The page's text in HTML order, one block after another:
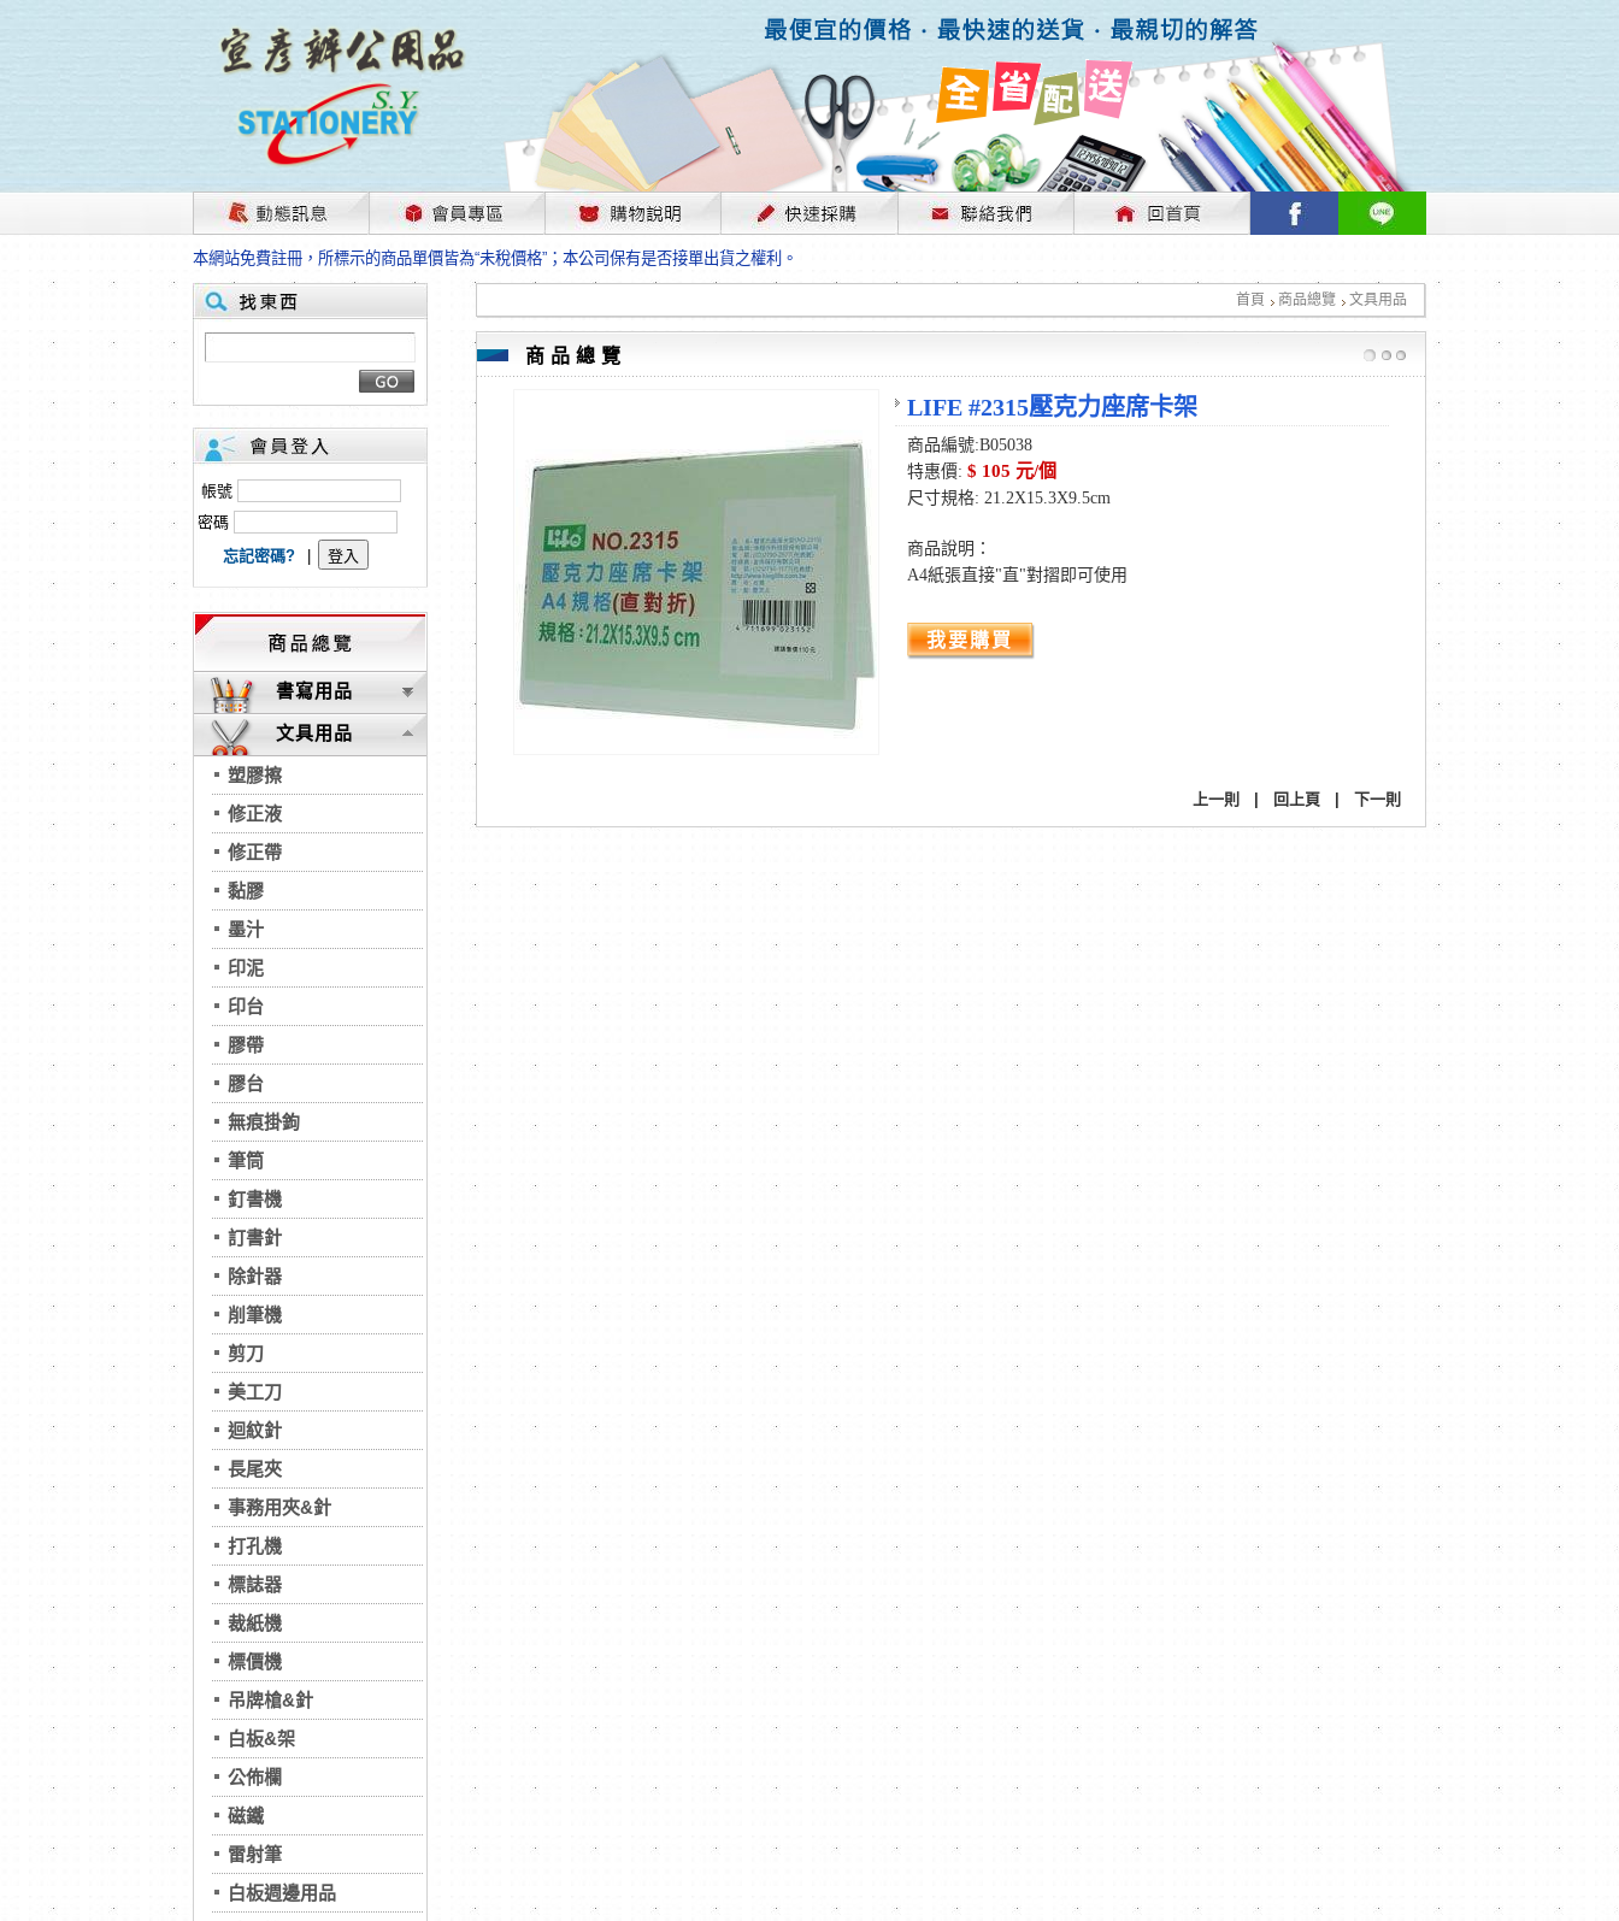
茲因國際情勢變化石油及塑化原物料波動漲幅甚大，部份上游供應商已採取封盤及暫停出貨因應，故本公司價格將視工廠原物料行情做適時的調整，不便之處敬請見諒！
本網站免費註冊，所標示的商品單價皆為“未稅價格”；本公司保有是否接單出貨之權利。
HP、EPSON、CANON原廠耗材價格浮動，下單前請先跟客服人員確認最新單價！
本網站免費註冊，所標示的商品單價皆為“未稅價格”；本公司保有是否接單出貨之權利。
匯款客戶請注意！因商品繁複來不及發現短缺，遂待客服人員跟您確認訂單無誤時再行匯款，避免後緒問題的衍生。
本網站免費註冊，所標示的商品單價皆為“未稅價格”；本公司保有是否接單出貨之權利。
茲因國際情勢變化石油及塑化原物料波動漲幅甚大，部份上游供應商已採取封盤及暫停出貨因應，故本公司價格將視工廠原物料行情做適時的調整，不便之處敬請見諒！
本網站免費註冊，所標示的商品單價皆為“未稅價格”；本公司保有是否接單出貨之權利。
HP、EPSON、CANON原廠耗材價格浮動，下單前請先跟客服人員確認最新單價！
本網站免費註冊，所標示的商品單價皆為“未稅價格”；本公司保有是否接單出貨之權利。
匯款客戶請注意！因商品繁複來不及發現短缺，遂待客服人員跟您確認訂單無誤時再行匯款，避免後緒問題的衍生。
本網站免費註冊，所標示的商品單價皆為“未稅價格”；本公司保有是否接單出貨之權利。
首頁 商品總覽 文具用品
帳號
密碼
忘記密碼?
書寫用品
文具用品
塑膠擦
修正液
修正帶
黏膠
墨汁
印泥
印台
膠帶
膠台
無痕掛鉤
筆筒
釘書機
訂書針
除針器
削筆機
剪刀
美工刀
迴紋針
長尾夾
事務用夾&針
打孔機
標誌器
裁紙機
標價機
吊牌槍&針
白板&架
公佈欄
磁鐵
雷射筆
白板週邊用品
商品總覽
LIFE #2315壓克力座席卡架
商品編號:B05038
特惠價: $ 105 元/個
尺寸規格: 21.2X15.3X9.5cm
商品說明：
A4紙張直接"直"對摺即可使用
我要購買
上一則 回上頁 下一則